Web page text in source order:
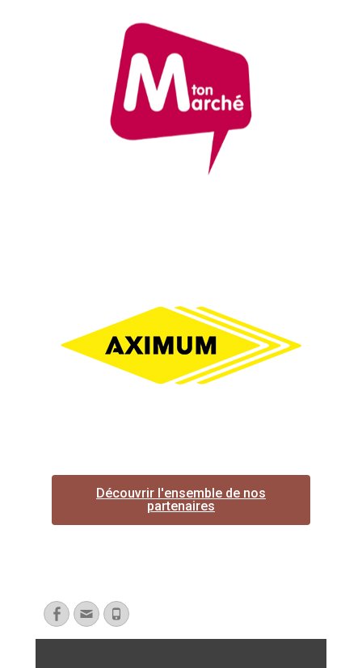
Découvrir l'ensemble de nos
partenaires